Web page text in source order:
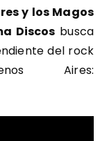
y los Magos
Discos busca
del rock
Aires: